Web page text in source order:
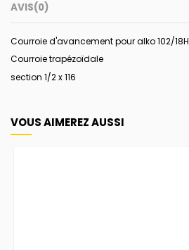
AVIS(0)
Courroie d'avancement pour alko 102/18H
Courroie trapézoïdale
section 1/2 x 116
VOUS AIMEREZ AUSSI